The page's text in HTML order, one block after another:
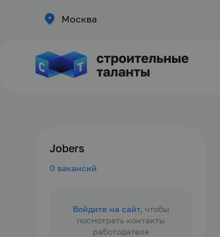
Москва
Jobers
0 вакансий
Войдите на сайт, чтобы
посмотреть контакты
работодателя